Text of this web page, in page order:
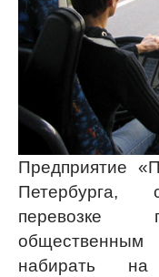
Предприятие
Петербурга,
перевозке
набирать на